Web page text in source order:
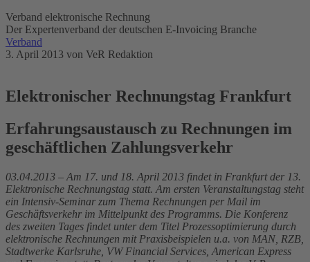
Verband elektronische Rechnung
Der Expertenverband der deutschen E-Invoicing Branche
Verband
3. April 2013 von VeR Redaktion
Elektronischer Rechnungstag Frankfurt
Erfahrungsaustausch zu Rechnungen im
geschäftlichen Zahlungsverkehr
03.04.2013 – Am 17. und 18. April 2013 findet in Frankfurt der 13.
Elektronische Rechnungstag statt. Am ersten Veranstaltungstag steht
ein Intensiv-Seminar zum Thema Rechnungen per Mail im
Geschäftsverkehr im Mittelpunkt des Programms. Die Konferenz
des zweiten Tages findet unter dem Titel Prozessoptimierung durch
elektronische Rechnungen mit Praxisbeispielen u.a. von MAN, RZB,
Stadtwerke Karlsruhe, VW Financial Services, American Express